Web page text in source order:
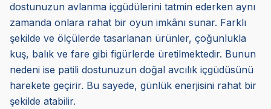
dostunuzun avlanma içgüdülerini tatmin ederken aynı
zamanda onlara rahat bir oyun imkânı sunar. Farklı
şekilde ve ölçülerde tasarlanan ürünler, çoğunlukla
kuş, balık ve fare gibi figürlerde üretilmektedir. Bunun
nedeni ise patili dostunuzun doğal avcılık içgüdüsünü
harekete geçirir. Bu sayede, günlük enerjisini rahat bir
şekilde atabilir.